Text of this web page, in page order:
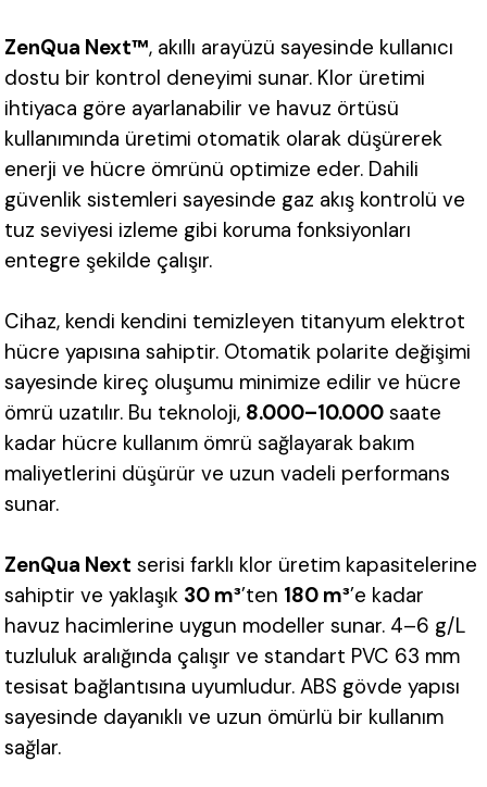
ZenQua Next™, akıllı arayüzü sayesinde kullanıcı
dostu bir kontrol deneyimi sunar. Klor üretimi
ihtiyaca göre ayarlanabilir ve havuz örtüsü
kullanımında üretimi otomatik olarak düşürerek
enerji ve hücre ömrünü optimize eder. Dahili
güvenlik sistemleri sayesinde gaz akış kontrolü ve
tuz seviyesi izleme gibi koruma fonksiyonları
entegre şekilde çalışır.
Cihaz, kendi kendini temizleyen titanyum elektrot
hücre yapısına sahiptir. Otomatik polarite değişimi
sayesinde kireç oluşumu minimize edilir ve hücre
ömrü uzatılır. Bu teknoloji, 8.000–10.000 saate
kadar hücre kullanım ömrü sağlayarak bakım
maliyetlerini düşürür ve uzun vadeli performans
sunar.
ZenQua Next serisi farklı klor üretim kapasitelerine
sahiptir ve yaklaşık 30 m³’ten 180 m³’e kadar
havuz hacimlerine uygun modeller sunar. 4–6 g/L
tuzluluk aralığında çalışır ve standart PVC 63 mm
tesisat bağlantısına uyumludur. ABS gövde yapısı
sayesinde dayanıklı ve uzun ömürlü bir kullanım
sağlar.